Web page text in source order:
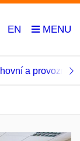
EN
a provozní